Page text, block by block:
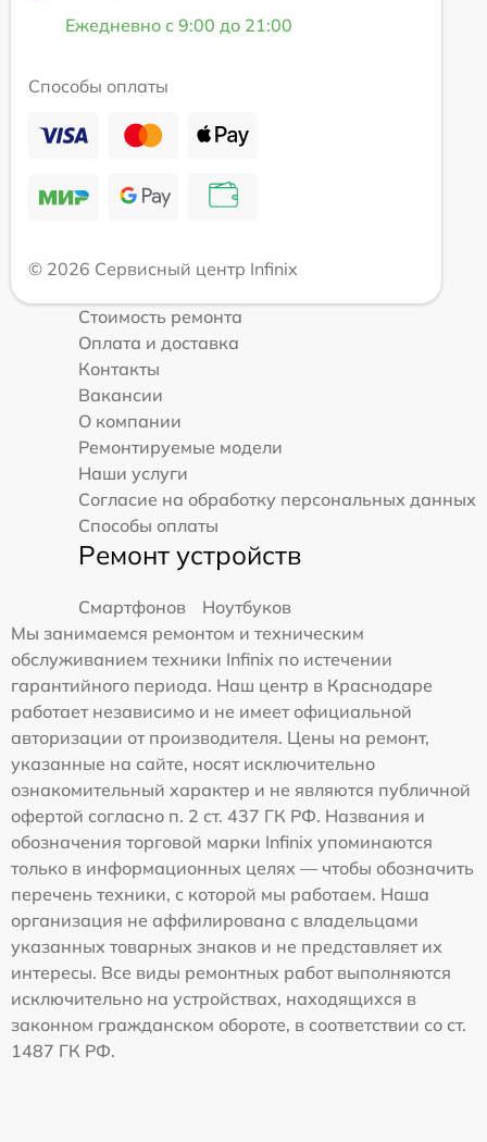
Ежедневно с 9:00 до 21:00
Способы оплаты
© 2026 Сервисный центр Infinix
Стоимость ремонта
Оплата и доставка
Контакты
Вакансии
О компании
Ремонтируемые модели
Наши услуги
Согласие на обработку персональных данных
Способы оплаты
Ремонт устройств
Смартфонов
Ноутбуков
Мы занимаемся ремонтом и техническим
обслуживанием техники Infinix по истечении
гарантийного периода. Наш центр в Краснодаре
работает независимо и не имеет официальной
авторизации от производителя. Цены на ремонт,
указанные на сайте, носят исключительно
ознакомительный характер и не являются публичной
офертой согласно п. 2 ст. 437 ГК РФ. Названия и
обозначения торговой марки Infinix упоминаются
только в информационных целях — чтобы обозначить
перечень техники, с которой мы работаем. Наша
организация не аффилирована с владельцами
указанных товарных знаков и не представляет их
интересы. Все виды ремонтных работ выполняются
исключительно на устройствах, находящихся в
законном гражданском обороте, в соответствии со ст.
1487 ГК РФ.